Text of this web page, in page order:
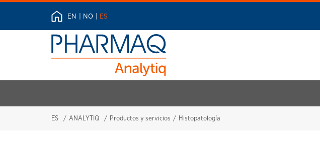
EN NO ES
ES ANALYTIQ Productos y servicios Histopatología